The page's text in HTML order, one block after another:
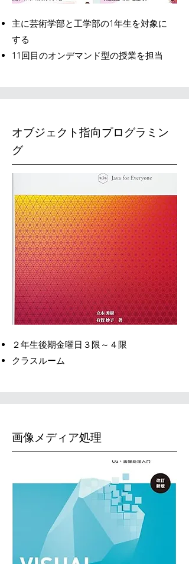
主に芸術学部と工学部の1年生を対象に
する
11回目の​オンデマンド型の授業を担当
オブジェクト指向プログラミン
グ
２年生後期金曜日３限～４限
クラスルーム
画像メディア処理